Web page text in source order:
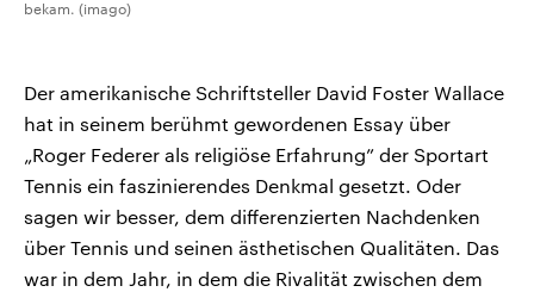
bekam. (imago)
Der amerikanische Schriftsteller David Foster Wallace
hat in seinem berühmt gewordenen Essay über
„Roger Federer als religiöse Erfahrung” der Sportart
Tennis ein faszinierendes Denkmal gesetzt. Oder
sagen wir besser, dem differenzierten Nachdenken
über Tennis und seinen ästhetischen Qualitäten. Das
war in dem Jahr, in dem die Rivalität zwischen dem